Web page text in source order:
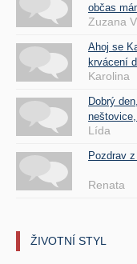
občas
Zuzana
Ahoj se
krvácení
Karolina
Dobrý
Lída
Pozdrav
Renata
ŽIVOTNÍ STYL